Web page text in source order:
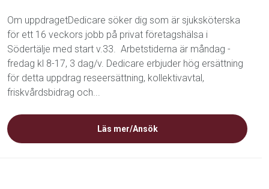
Om uppdragetDedicare söker dig som är sjuksköterska
för ett 16 veckors jobb på privat företagshälsa i
Södertälje med start v.33. Arbetstiderna är måndag -
fredag kl 8-17, 3 dag/v. Dedicare erbjuder hög ersättning
för detta uppdrag reseersättning, kollektivavtal,
friskvårdsbidrag och...
Läs mer/Ansök